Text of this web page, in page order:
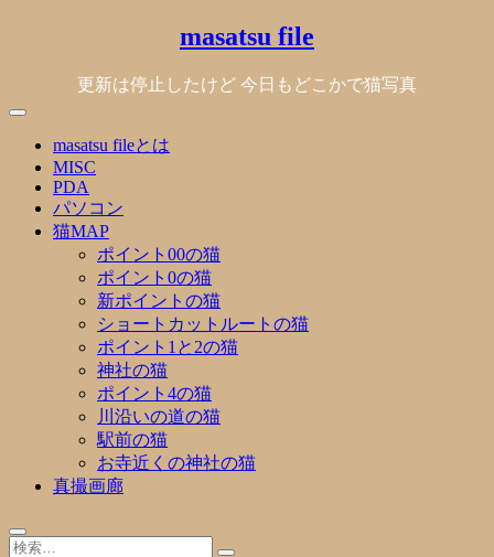
masatsu file
更新は停止したけど 今日もどこかで猫写真
masatsu fileとは
MISC
PDA
パソコン
猫MAP
ポイント00の猫
ポイント0の猫
新ポイントの猫
ショートカットルートの猫
ポイント1と2の猫
神社の猫
ポイント4の猫
川沿いの道の猫
駅前の猫
お寺近くの神社の猫
真撮画廊